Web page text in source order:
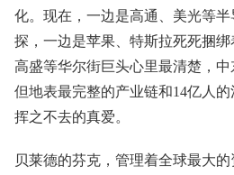
化。现在，一边是高通、美光等
探，一边是苹果、特斯拉死死捆
高盛等华尔街巨头心里最清楚，中
但地表最完整的产业链和14亿人
挥之不去的真爱。
贝莱德的芬克，管理着全球最大